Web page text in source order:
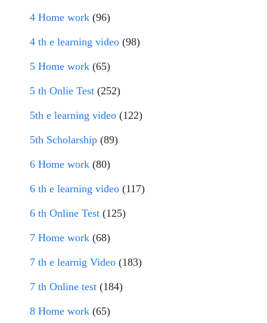
4 Home work (96)
4 th e learning video (98)
5 Home work (65)
5 th Onlie Test (252)
5th e learning video (122)
5th Scholarship (89)
6 Home work (80)
6 th e learning video (117)
6 th Online Test (125)
7 Home work (68)
7 th e learnig Video (183)
7 th Online test (184)
8 Home work (65)